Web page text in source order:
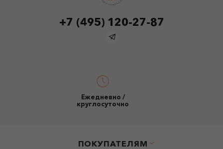
+7 (495) 120-27-87
Ежедневно /
круглосуточно
ПОКУПАТЕЛЯМ